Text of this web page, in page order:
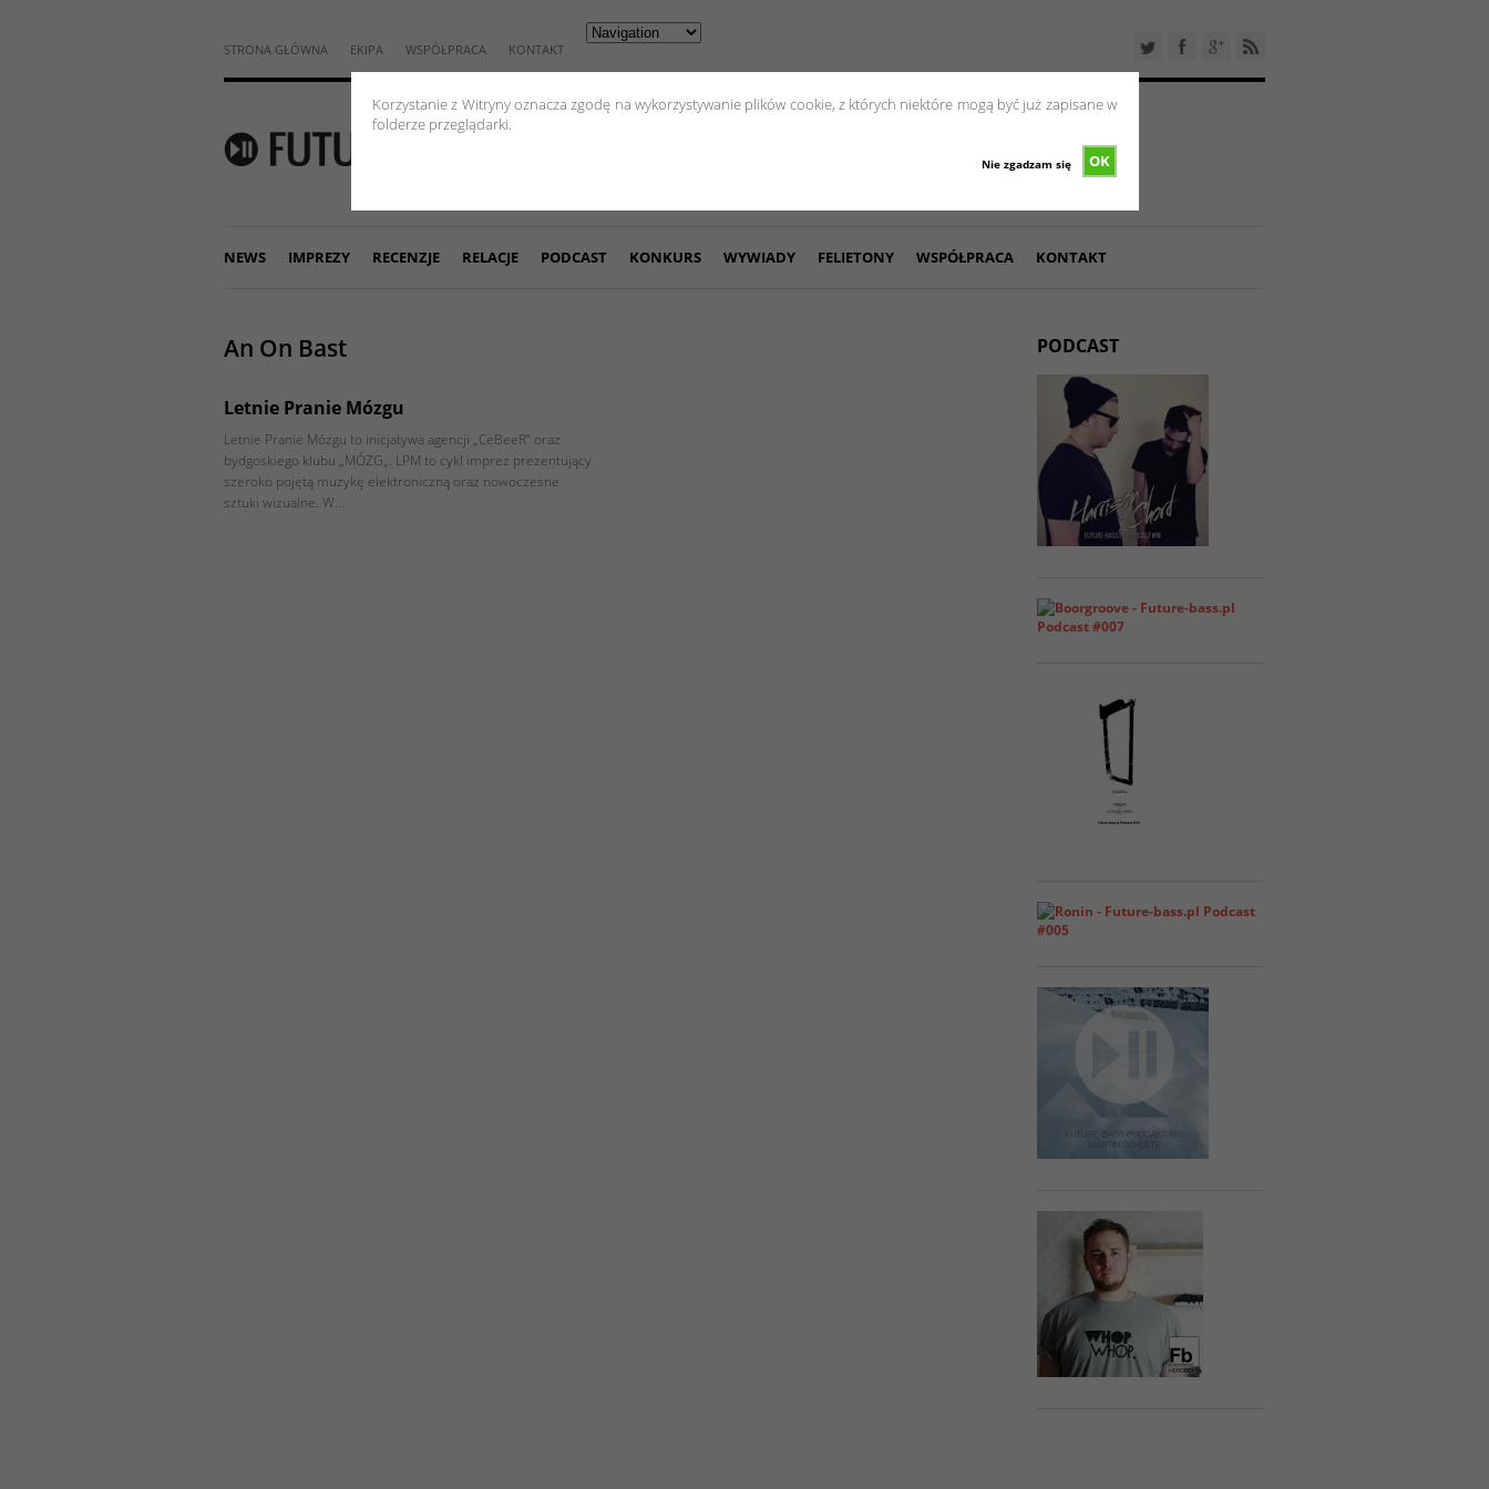
Korzystanie z Witryny oznacza zgodę na wykorzystywanie plików cookie, z których niektóre mogą być już zapisane w
folderze przeglądarki.
OK
Nie zgadzam się
STRONA GŁÓWNA EKIPA WSPÓŁPRACA KONTAKT
NEWS IMPREZY RECENZJE RELACJE PODCAST KONKURS WYWIADY FELIETONY WSPÓŁPRACA KONTAKT
An On Bast
Letnie Pranie Mózgu
Letnie Pranie Mózgu to inicjatywa agencji „CeBeeR” oraz
bydgoskiego klubu „MÓZG„. LPM to cykl imprez prezentujący
szeroko pojętą muzykę elektroniczną oraz nowoczesne
sztuki wizualne. W…
PODCAST